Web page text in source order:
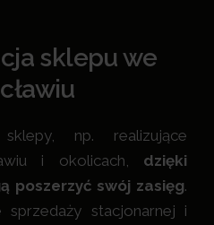
sklepu we
np. realizujące
i okolicach, dzięki
poszerzyć swój zasięg.
stacjonarnej i